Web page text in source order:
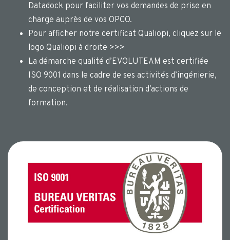
Datadock pour faciliter vos demandes de prise en
charge auprès de vos OPCO.
Pour afficher notre certificat Qualiopi, cliquez sur le
logo Qualiopi à droite >>>
La démarche qualité d’EVOLUTEAM est certifiée
ISO 9001 dans le cadre de ses activités d’ingénierie,
de conception et de réalisation d’actions de
formation.